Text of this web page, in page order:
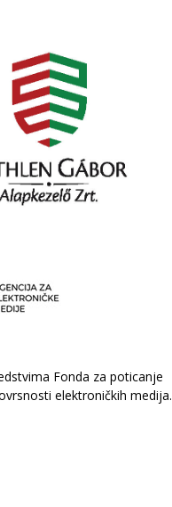
Fonda za poticanje
elektroničkih medija.